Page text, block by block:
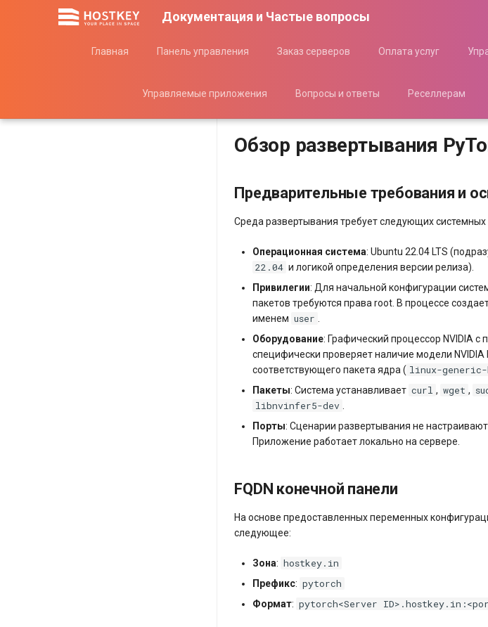
Документация и Частые вопросы
Главная Панель управления Заказ серверов Оплата услуг
Управляемые приложения Вопросы и ответы Реселлерам
Обзор развертывания
Предварительные требования и
Среда развертывания требует следующих
Операционная система: Ubuntu 22.04 LTS
22.04 и логикой определения версии релиза).
Привилегии: Для начальной конфигурации
пакетов требуются права root. В процессе
именем user
Оборудование: Графический процессор NVIDIA
специфически проверяет наличие модели NVIDIA
соответствующего пакета ядра ( linux-generic-
Пакеты: Система устанавливает curl , wget ,
libnvinfer5-dev
Порты: Сценарии развертывания не
Приложение работает локально на сервере.
FQDN конечной панели
На основе предоставленных переменных
следующее:
Зона: hostkey.in
Префикс: pytorch
Формат: pytorch<Server